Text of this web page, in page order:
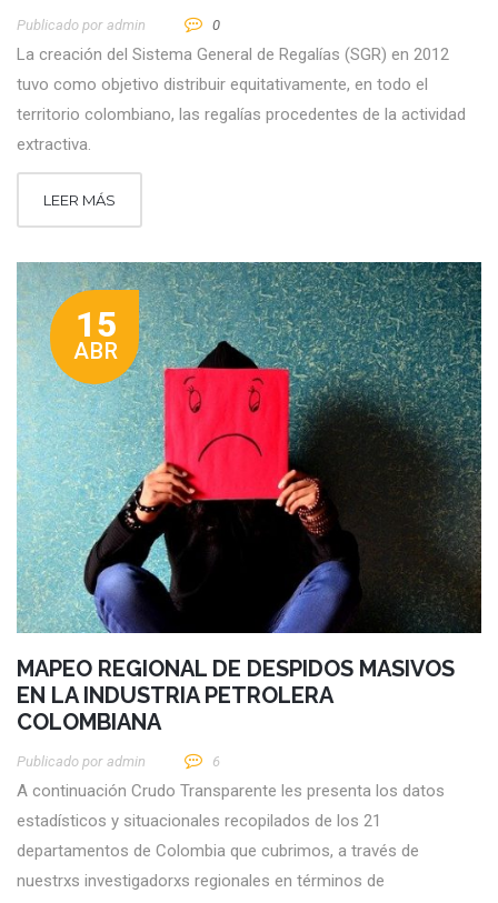
Publicado por Admin 0
La creación del Sistema General de Regalías (SGR) en 2012
tuvo como objetivo distribuir equitativamente, en todo el
territorio colombiano, las regalías procedentes de la actividad
extractiva.
LEER MÁS
15
ABR
MAPEO REGIONAL DE DESPIDOS MASIVOS
EN LA INDUSTRIA PETROLERA
COLOMBIANA
Publicado por Admin 6
A continuación Crudo Transparente les presenta los datos
estadísticos y situacionales recopilados de los 21
departamentos de Colombia que cubrimos, a través de
nuestrxs investigadorxs regionales en términos de